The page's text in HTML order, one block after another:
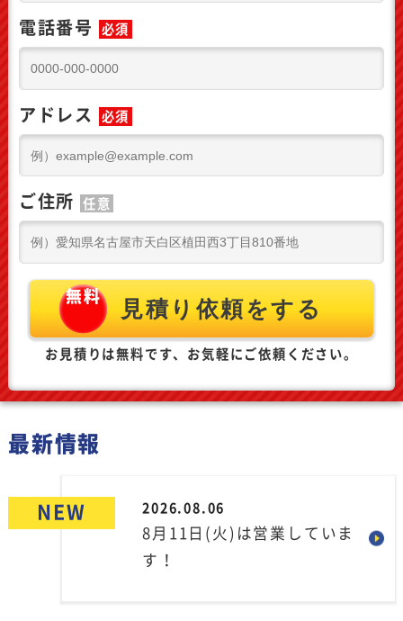
電話番号 必須
アドレス 必須
ご住所 任意
お見積りは無料です、お気軽にご依頼ください。
最新情報
NEW 2026.08.06
8月11日(火)は営業していま
す！